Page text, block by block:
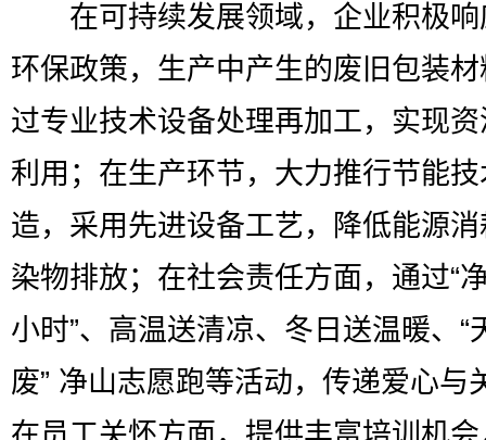
在可持续发展领域，企业积极响
环保政策，生产中产生的废旧包装
过专业技术设备处理再加工，实现
利用；在生产环节，大力推行节能
造，采用先进设备工艺，降低能源
染物排放；在社会责任方面，通过“
小时”、高温送清凉、冬日送温暖、“
废” 净山志愿跑等活动，传递爱心与